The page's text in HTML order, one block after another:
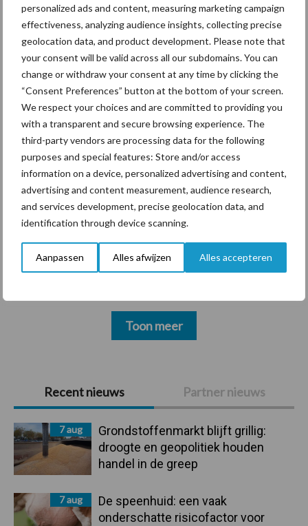
personalized ads and content, measuring marketing campaign
effectiveness, analyzing audience insights, collecting precise
geolocation data, and product development. Please note that
your consent will be valid across all our subdomains. You can
change or withdraw your consent at any time by clicking the
“Consent Preferences” button at the bottom of your screen.
We respect your choices and are committed to providing you
with a transparent and secure browsing experience. The
third-party vendors are processing data for the following
purposes and special features: Store and/or access
information on a device, personalized advertising and content,
advertising and content measurement, audience research,
and services development, precise geolocation data, and
identification through device scanning.
Aanpassen Alles afwijzen Alles accepteren
Primaire
Sidebar
Recent nieuws Partner nieuws
7 aug
Grondstoffenmarkt blijft grillig:
droogte en geopolitiek houden
handel in de greep
7 aug
De speenhuid: een vaak
onderschatte risicofactor voor
ForFarmers ziet volume en
marktaandeel groeien in
krimpende Nederlandse
markt
Themapagina's
Diergezondheid Bemesting Fokkerij
Bedrijfsnieuws
Voerhekken
Toon meer